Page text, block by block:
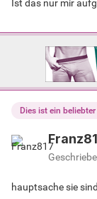
Ist das nur mir
Dies ist ein
hauptsache sie